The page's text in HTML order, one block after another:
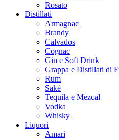
Rosato
Distillati
Armagnac
Brandy
Calvados
Cognac
Gin e Soft Drink
Grappa e Distillati di
Rum
Sakè
Tequila e Mezcal
Vodka
Whisky
Liquori
Amari